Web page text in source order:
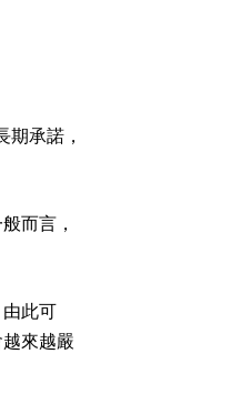
承諾，
而言，
此可
來越嚴